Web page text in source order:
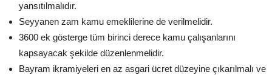
yansıtılmalıdır.
Seyyanen zam kamu emeklilerine de verilmelidir.
3600 ek gösterge tüm birinci derece kamu çalışanlarını
kapsayacak şekilde düzenlenmelidir.
Bayram ikramiyeleri en az asgari ücret düzeyine çıkarılmalı ve